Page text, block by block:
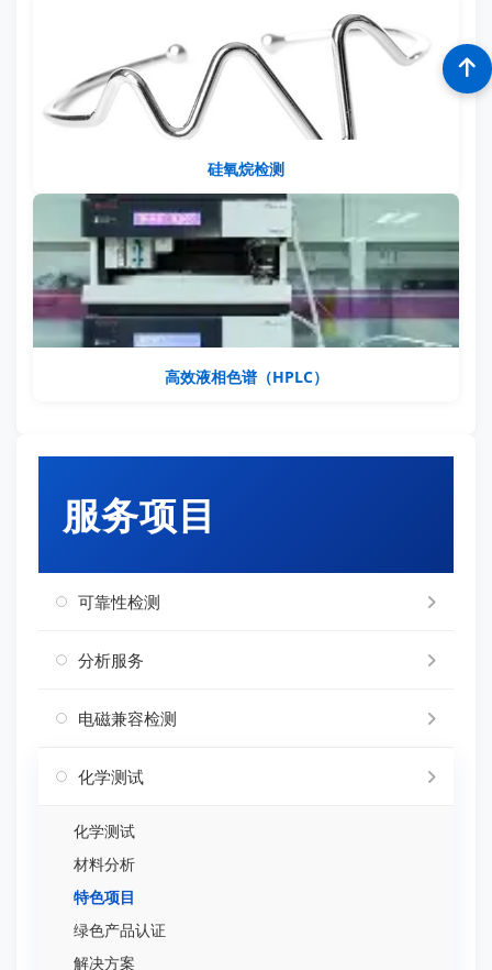
硅氧烷检测
高效液相色谱（HPLC）
服务项目
可靠性检测
分析服务
电磁兼容检测
化学测试
化学测试
材料分析
特色项目
绿色产品认证
解决方案